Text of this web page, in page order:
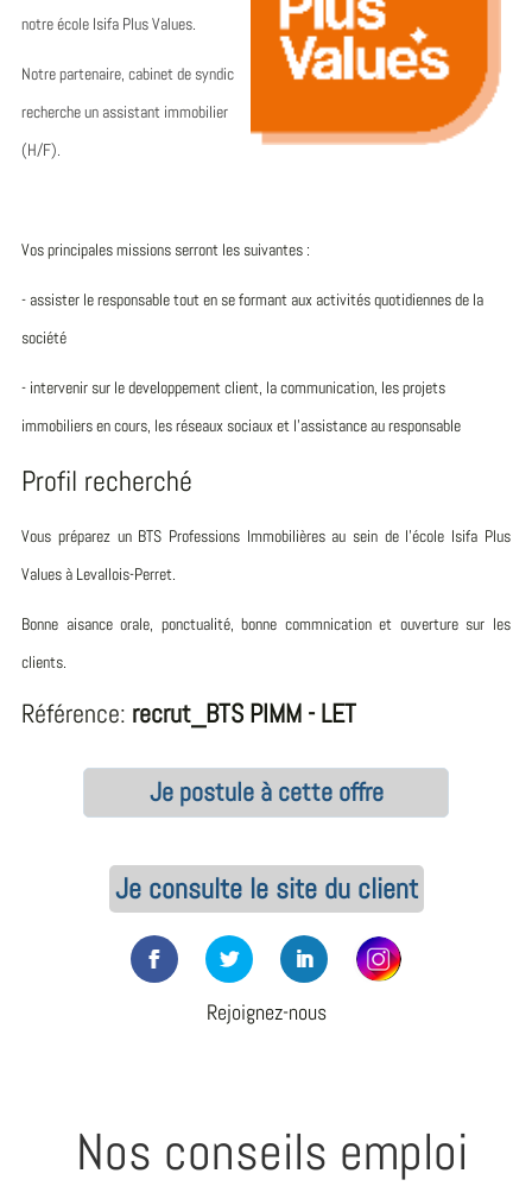
notre école Isifa Plus Values.
Notre partenaire, cabinet de syndic
recherche un assistant immobilier
(H/F).
Vos principales missions serront les suivantes :
- assister le responsable tout en se formant aux activités quotidiennes de la
société
- intervenir sur le developpement client, la communication, les projets
immobiliers en cours, les réseaux sociaux et l'assistance au responsable
Profil recherché
Vous préparez un BTS Professions Immobilières au sein de l'école Isifa Plus
Values à Levallois-Perret.
Bonne aisance orale, ponctualité, bonne commnication et ouverture sur les
clients.
Référence: recrut_BTS PIMM - LET
Je postule à cette offre
Je consulte le site du client
Rejoignez-nous
Nos conseils emploi